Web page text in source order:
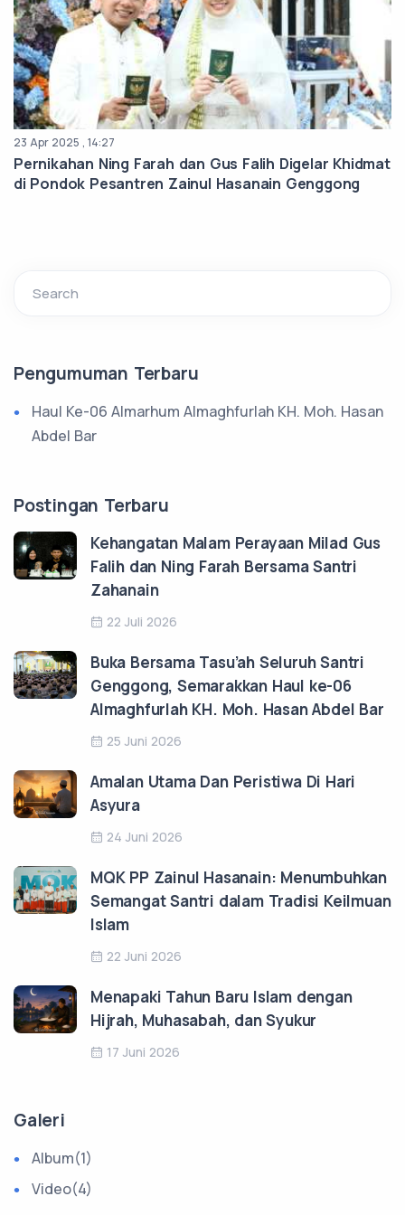
23 Apr 2025 , 14:27
Pernikahan Ning Farah dan Gus Falih Digelar Khidmat
di Pondok Pesantren Zainul Hasanain Genggong
Search
Pengumuman Terbaru
Haul Ke-06 Almarhum Almaghfurlah KH. Moh. Hasan
Abdel Bar
Postingan Terbaru
Kehangatan Malam Perayaan Milad Gus
Falih dan Ning Farah Bersama Santri
Zahanain
22 Juli 2026
Buka Bersama Tasu’ah Seluruh Santri
Genggong, Semarakkan Haul ke-06
Almaghfurlah KH. Moh. Hasan Abdel Bar
25 Juni 2026
Amalan Utama Dan Peristiwa Di Hari
Asyura
24 Juni 2026
MQK PP Zainul Hasanain: Menumbuhkan
Semangat Santri dalam Tradisi Keilmuan
Islam
22 Juni 2026
Menapaki Tahun Baru Islam dengan
Hijrah, Muhasabah, dan Syukur
17 Juni 2026
Galeri
Album(1)
Video(4)